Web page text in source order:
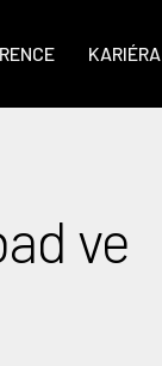
KARIÉRA
ve